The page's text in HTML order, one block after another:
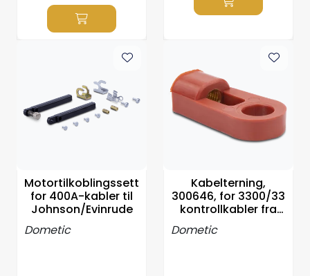
Motortilkoblingssett
for 400A-kabler til
Johnson/Evinrude
Dometic
Kabelterning,
300646, for 3300/33
kontrollkabler fra
Dometic
Dometic